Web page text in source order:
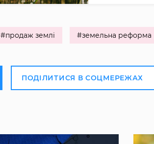
#продаж землі #земельна реформа
ПОДІЛИТИСЯ В СОЦМЕРЕЖАХ